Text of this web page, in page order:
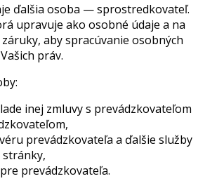
ďalšia osoba — sprostredkovateľ.
upravuje ako osobné údaje a na
aby spracúvanie osobných
práv.
inej zmluvy s prevádzkovateľom
prevádzkovateľa a ďalšie služby
prevádzkovateľa.